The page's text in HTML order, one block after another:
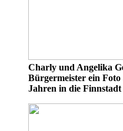
Charly und Angelika
Bürgermeister ein
Jahren in die Finnstadt